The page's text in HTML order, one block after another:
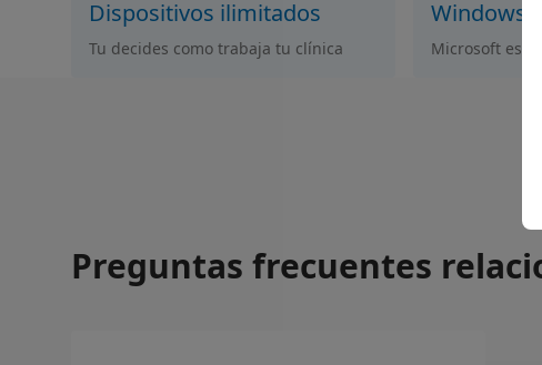
Dispositivos ilimitados
Tu decides como trabaja tu clínica
Windows
Microsoft es
Preguntas frecuentes